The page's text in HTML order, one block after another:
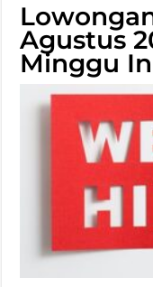
Agustus
Minggu